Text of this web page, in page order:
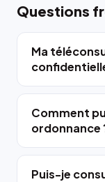
Questions
Ma
Comment
ordonnance
Puis-je